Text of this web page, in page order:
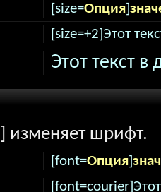
[size=Опция]
[size=+2]Этот
Этот текст
изменяет шрифт.
[font=Опция]